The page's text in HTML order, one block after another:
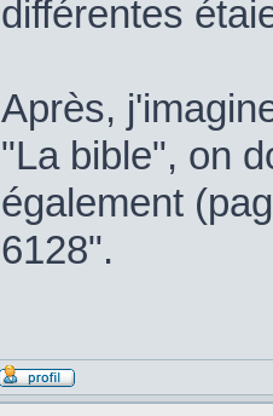
différentes
Après,
"La bible", on
également
6128".